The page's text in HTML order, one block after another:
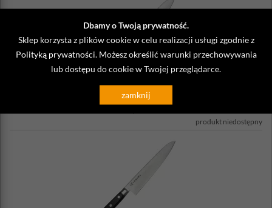
Dbamy o Twoją prywatność.
Sklep korzysta z plików cookie w celu realizacji usługi zgodnie z
Polityką prywatności. Możesz określić warunki przechowywania
lub dostępu do cookie w Twojej przeglądarce.
zamknij
Nóż szefa kuchni 18cm Tojiro DP3
produkt niedostępny